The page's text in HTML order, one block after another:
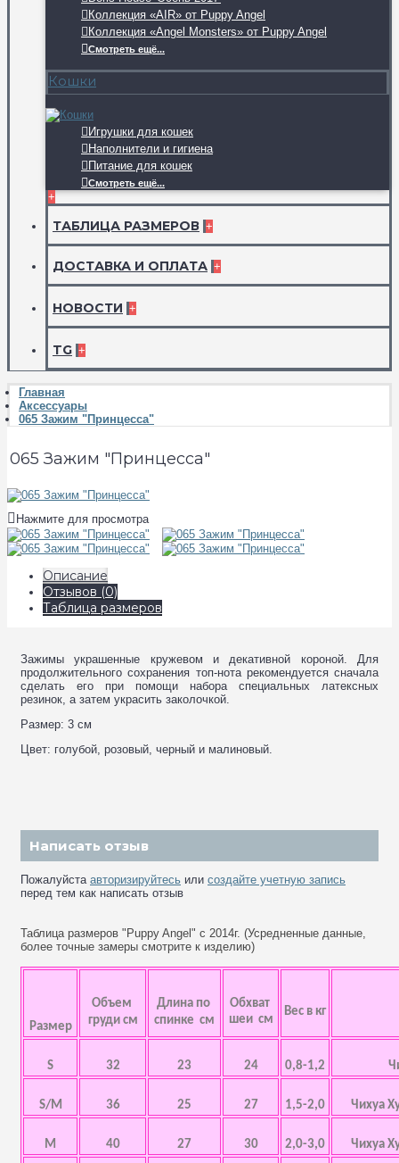
Коллекция «AIR» от Puppy Angel
Коллекция «Angel Monsters» от Puppy Angel
Смотреть ещё...
Кошки
Игрушки для кошек
Наполнители и гигиена
Питание для кошек
Смотреть ещё...
+
ТАБЛИЦА РАЗМЕРОВ +
ДОСТАВКА И ОПЛАТА +
НОВОСТИ +
TG +
Главная
Аксессуары
065 Зажим "Принцеcса"
065 Зажим "Принцеcса"
Нажмите для просмотра
Описание
Отзывов (0)
Таблица размеров
Зажимы украшенные кружевом и декативной короной. Для
продолжительного сохранения топ-нота рекомендуется сначала
сделать его при помощи набора специальных латексных
резинок, а затем украсить заколочкой.
Размер: 3 см
Цвет: голубой, розовый, черный и малиновый.
Написать отзыв
Пожалуйста авторизируйтесь или создайте учетную запись
перед тем как написать отзыв
Таблица размеров "Puppy Angel" с 2014г. (Усредненные данные,
более точные замеры смотрите к изделию)
Размер
Объем
груди см
Длина по
спинке см
Обхват
шеи см
Вес в кг
S 32 23 24 0,8-1,2
S/M 36 25 27 1,5-2,0 Чихуа
M 40 27 30 2,0-3,0 Чихуа